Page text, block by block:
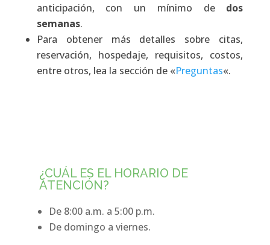
anticipación, con un mínimo de dos
semanas.
Para obtener más detalles sobre citas,
reservación, hospedaje, requisitos, costos,
entre otros, lea la sección de «Preguntas«.
¿CUÁL ES EL HORARIO DE
ATENCIÓN?
De 8:00 a.m. a 5:00 p.m.
De domingo a viernes.